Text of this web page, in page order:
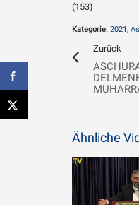
(153)
Kategorie: 2021,
Zurück
Ähnliche